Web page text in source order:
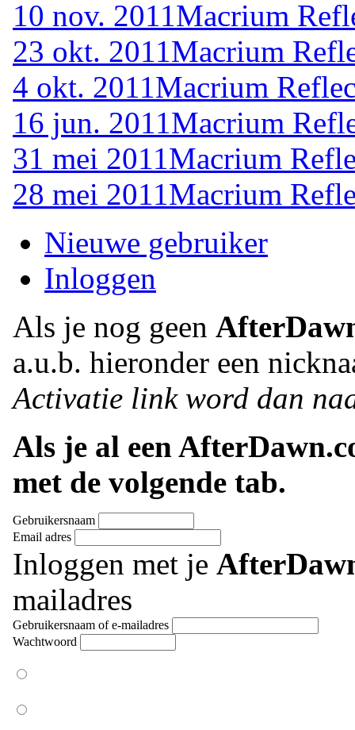
10 nov. 2011 Macrium
23 okt. 2011 Macrium
4 okt. 2011 Macrium
16 jun. 2011 Macrium
31 mei 2011 Macrium
28 mei 2011 Macrium
Nieuwe gebruiker
Inloggen
Als je nog geen
a.u.b. hieronder een
Activatie link word dan
Als je al een
met de volgende tab.
Gebruikersnaam
Email adres
Inloggen met je
mailadres
Gebruikersnaam of e-mailadres
Wachtwoord